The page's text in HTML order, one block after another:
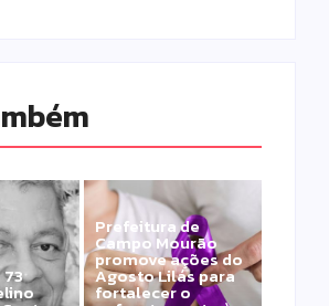
73
Prefeitura de
Campo Mourão
promove ações do
Agosto Lilás para
fortalecer o